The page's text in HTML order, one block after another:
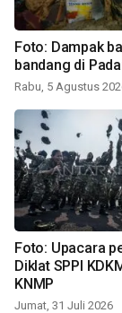
Foto: Dampak
bandang di
Rabu, 5 Agustus
Foto: Upacara
Diklat SPPI
KNMP
Jumat, 31 Juli 2026